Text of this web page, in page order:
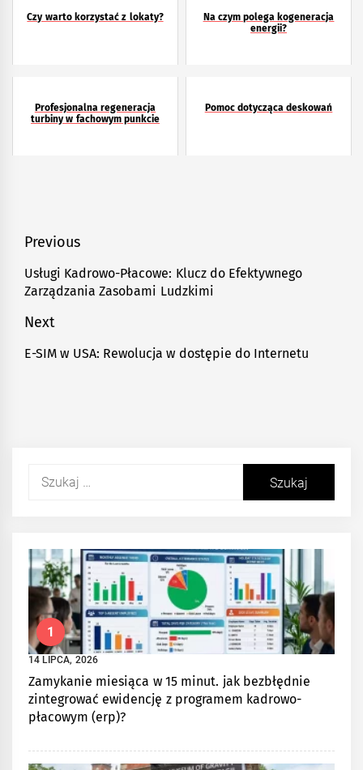
Czy warto korzystać z lokaty?
Na czym polega kogeneracja
energii?
Profesjonalna regeneracja
turbiny w fachowym punkcie
Pomoc dotycząca deskowań
Nawigacja
wpisu
Previous
Previous
post:
Usługi Kadrowo-Płacowe: Klucz do Efektywnego
Zarządzania Zasobami Ludzkimi
Next
Next
E-SIM w USA: Rewolucja w dostępie do Internetu
Szukaj:
1
14 LIPCA, 2026
Zamykanie miesiąca w 15 minut. jak bezbłędnie
zintegrować ewidencję z programem kadrowo-
płacowym (erp)?